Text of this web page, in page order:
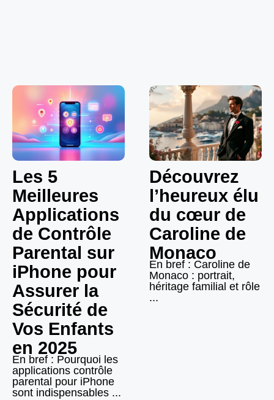
Les 5
Meilleures
Applications
de Contrôle
Parental sur
iPhone pour
Assurer la
Sécurité de
Vos Enfants
en 2025
En bref : Pourquoi les
applications contrôle
parental pour iPhone
sont indispensables ...
Découvrez
l’heureux élu
du cœur de
Caroline de
Monaco
En bref : Caroline de
Monaco : portrait,
héritage familial et rôle
...